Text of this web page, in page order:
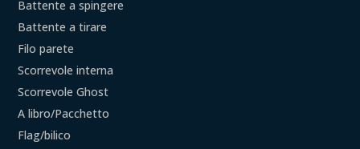
Battente a spingere
Battente a tirare
Filo parete
Scorrevole interna
Scorrevole Ghost
A libro/Pacchetto
Flag/bilico